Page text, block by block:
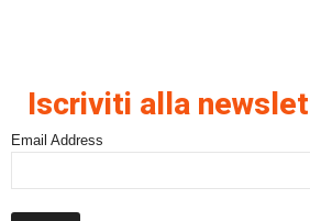
Iscriviti alla
Email Address